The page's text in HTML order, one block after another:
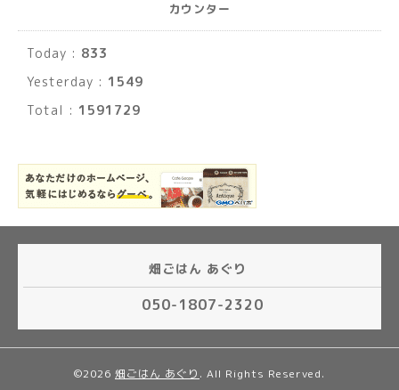
カウンター
Today : 833
Yesterday : 1549
Total : 1591729
畑ごはん あぐり
050-1807-2320
©2026 畑ごはん あぐり . All Rights Reserved.